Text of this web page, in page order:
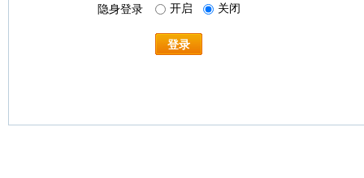
隐身登录 开启 关闭
登录